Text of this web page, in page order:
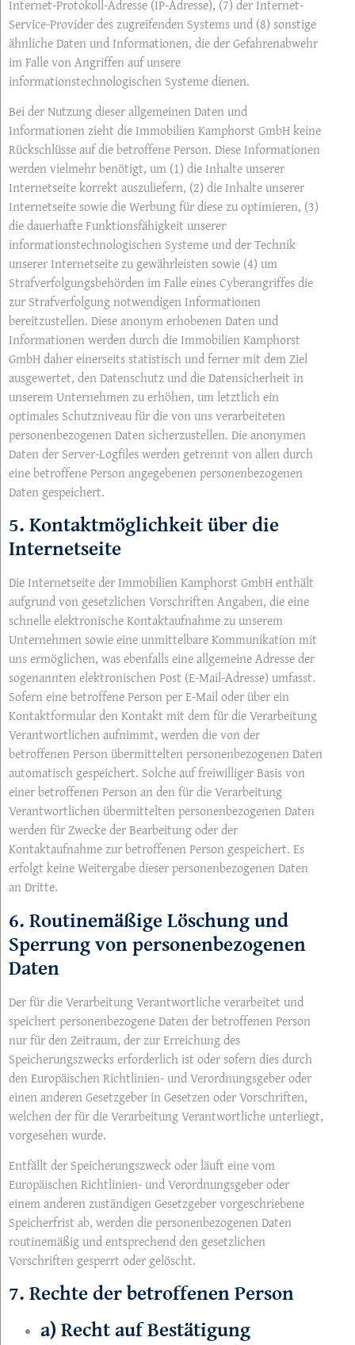
Internet-Protokoll-Adresse (IP-Adresse), (7) der Internet-
Service-Provider des zugreifenden Systems und (8) sonstige
ähnliche Daten und Informationen, die der Gefahrenabwehr
im Falle von Angriffen auf unsere
informationstechnologischen Systeme dienen.
Bei der Nutzung dieser allgemeinen Daten und
Informationen zieht die Immobilien Kamphorst GmbH keine
Rückschlüsse auf die betroffene Person. Diese Informationen
werden vielmehr benötigt, um (1) die Inhalte unserer
Internetseite korrekt auszuliefern, (2) die Inhalte unserer
Internetseite sowie die Werbung für diese zu optimieren, (3)
die dauerhafte Funktionsfähigkeit unserer
informationstechnologischen Systeme und der Technik
unserer Internetseite zu gewährleisten sowie (4) um
Strafverfolgungsbehörden im Falle eines Cyberangriffes die
zur Strafverfolgung notwendigen Informationen
bereitzustellen. Diese anonym erhobenen Daten und
Informationen werden durch die Immobilien Kamphorst
GmbH daher einerseits statistisch und ferner mit dem Ziel
ausgewertet, den Datenschutz und die Datensicherheit in
unserem Unternehmen zu erhöhen, um letztlich ein
optimales Schutzniveau für die von uns verarbeiteten
personenbezogenen Daten sicherzustellen. Die anonymen
Daten der Server-Logfiles werden getrennt von allen durch
eine betroffene Person angegebenen personenbezogenen
Daten gespeichert.
5. Kontaktmöglichkeit über die
Internetseite
Die Internetseite der Immobilien Kamphorst GmbH enthält
aufgrund von gesetzlichen Vorschriften Angaben, die eine
schnelle elektronische Kontaktaufnahme zu unserem
Unternehmen sowie eine unmittelbare Kommunikation mit
uns ermöglichen, was ebenfalls eine allgemeine Adresse der
sogenannten elektronischen Post (E-Mail-Adresse) umfasst.
Sofern eine betroffene Person per E-Mail oder über ein
Kontaktformular den Kontakt mit dem für die Verarbeitung
Verantwortlichen aufnimmt, werden die von der
betroffenen Person übermittelten personenbezogenen Daten
automatisch gespeichert. Solche auf freiwilliger Basis von
einer betroffenen Person an den für die Verarbeitung
Verantwortlichen übermittelten personenbezogenen Daten
werden für Zwecke der Bearbeitung oder der
Kontaktaufnahme zur betroffenen Person gespeichert. Es
erfolgt keine Weitergabe dieser personenbezogenen Daten
an Dritte.
6. Routinemäßige Löschung und
Sperrung von personenbezogenen
Daten
Der für die Verarbeitung Verantwortliche verarbeitet und
speichert personenbezogene Daten der betroffenen Person
nur für den Zeitraum, der zur Erreichung des
Speicherungszwecks erforderlich ist oder sofern dies durch
den Europäischen Richtlinien- und Verordnungsgeber oder
einen anderen Gesetzgeber in Gesetzen oder Vorschriften,
welchen der für die Verarbeitung Verantwortliche unterliegt,
vorgesehen wurde.
Entfällt der Speicherungszweck oder läuft eine vom
Europäischen Richtlinien- und Verordnungsgeber oder
einem anderen zuständigen Gesetzgeber vorgeschriebene
Speicherfrist ab, werden die personenbezogenen Daten
routinemäßig und entsprechend den gesetzlichen
Vorschriften gesperrt oder gelöscht.
7. Rechte der betroffenen Person
a) Recht auf Bestätigung